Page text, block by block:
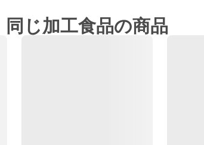
同じ加工食品の商品